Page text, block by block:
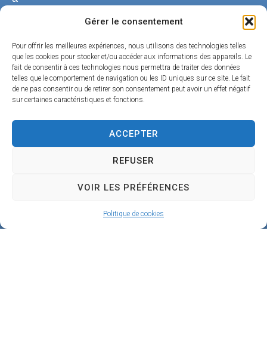
Gérer le consentement
Pour offrir les meilleures expériences, nous utilisons des technologies telles
que les cookies pour stocker et/ou accéder aux informations des appareils. Le
fait de consentir à ces technologies nous permettra de traiter des données
telles que le comportement de navigation ou les ID uniques sur ce site. Le fait
de ne pas consentir ou de retirer son consentement peut avoir un effet négatif
sur certaines caractéristiques et fonctions.
ACCEPTER
REFUSER
VOIR LES PRÉFÉRENCES
Politique de cookies
e
4
5